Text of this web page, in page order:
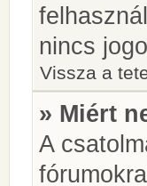
nincs
Vissza a
» Miért
A